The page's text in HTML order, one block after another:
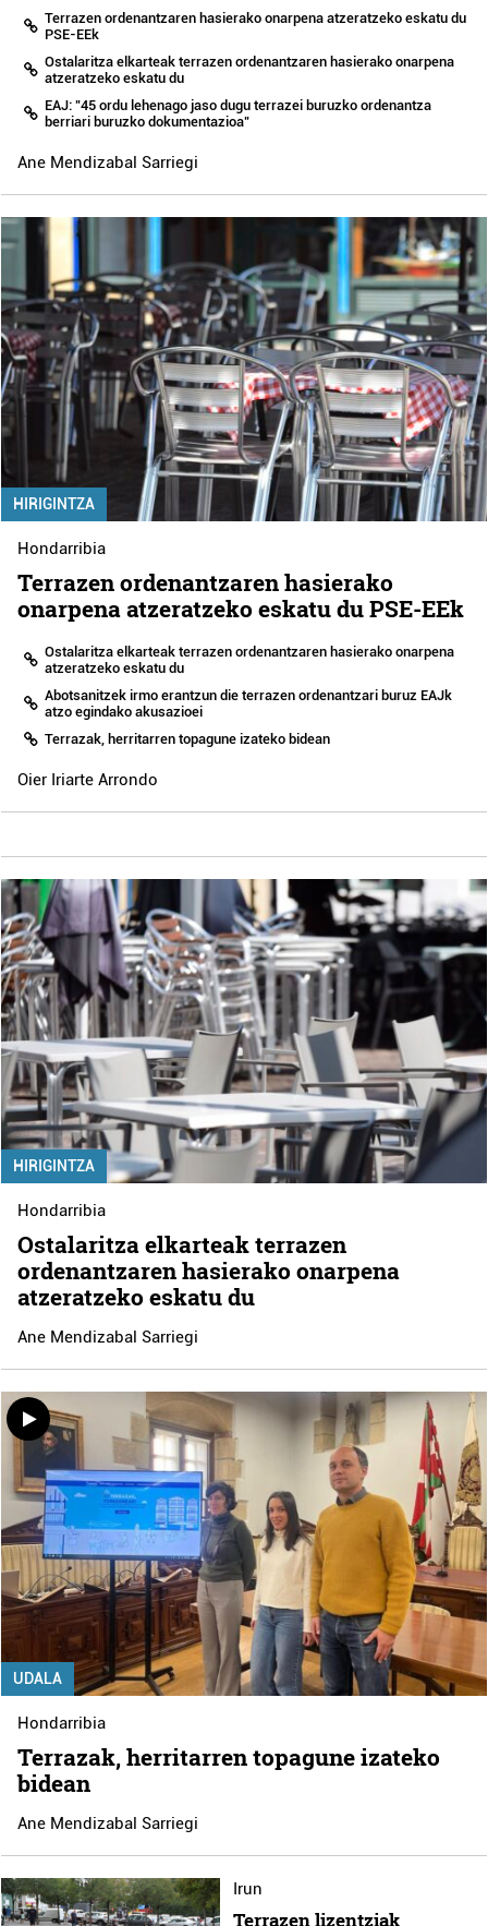
Terrazen ordenantzaren hasierako onarpena atzeratzeko eskatu du
PSE-EEk
Ostalaritza elkarteak terrazen ordenantzaren hasierako onarpena
atzeratzeko eskatu du
EAJ: "45 ordu lehenago jaso dugu terrazei buruzko ordenantza
berriari buruzko dokumentazioa"
Ane Mendizabal Sarriegi
HIRIGINTZA
Hondarribia
Terrazen ordenantzaren hasierako
onarpena atzeratzeko eskatu du PSE-EEk
Ostalaritza elkarteak terrazen ordenantzaren hasierako onarpena
atzeratzeko eskatu du
Abotsanitzek irmo erantzun die terrazen ordenantzari buruz EAJk
atzo egindako akusazioei
Terrazak, herritarren topagune izateko bidean
Oier Iriarte Arrondo
HIRIGINTZA
Hondarribia
Ostalaritza elkarteak terrazen
ordenantzaren hasierako onarpena
atzeratzeko eskatu du
Ane Mendizabal Sarriegi
UDALA
Hondarribia
Terrazak, herritarren topagune izateko
bidean
Ane Mendizabal Sarriegi
Irun
Terrazen lizentziak